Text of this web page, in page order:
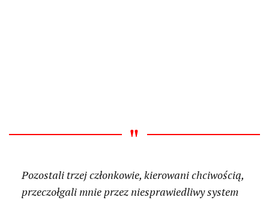
Pozostali trzej członkowie, kierowani chciwością,
przeczołgali mnie przez niesprawiedliwy system